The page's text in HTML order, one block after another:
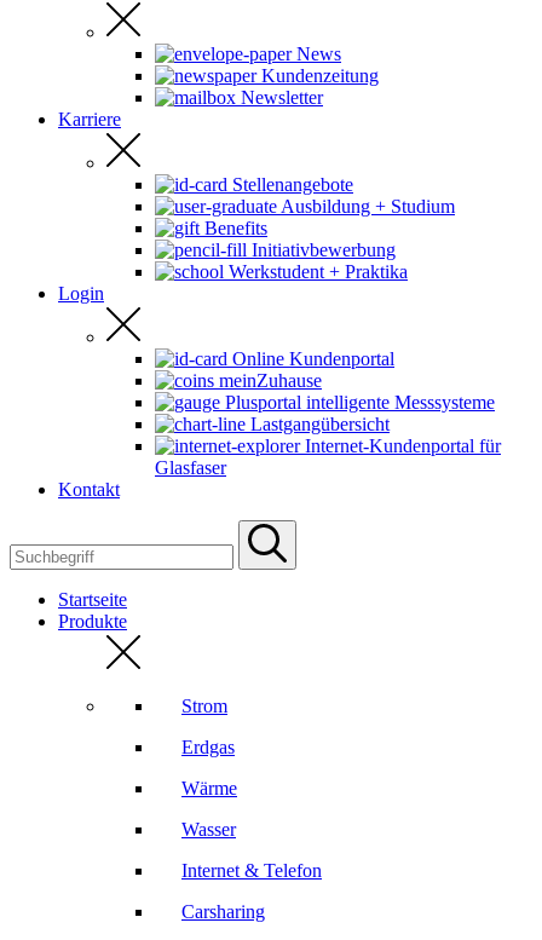
News
Kundenzeitung
Newsletter
Karriere
Stellenangebote
Ausbildung + Studium
Benefits
Initiativbewerbung
Werkstudent + Praktika
Login
Online Kundenportal
meinZuhause
Plusportal intelligente Messsysteme
Lastgangübersicht
Internet-Kundenportal für
Glasfaser
Kontakt
Startseite
Produkte
Strom
Erdgas
Wärme
Wasser
Internet & Telefon
Carsharing